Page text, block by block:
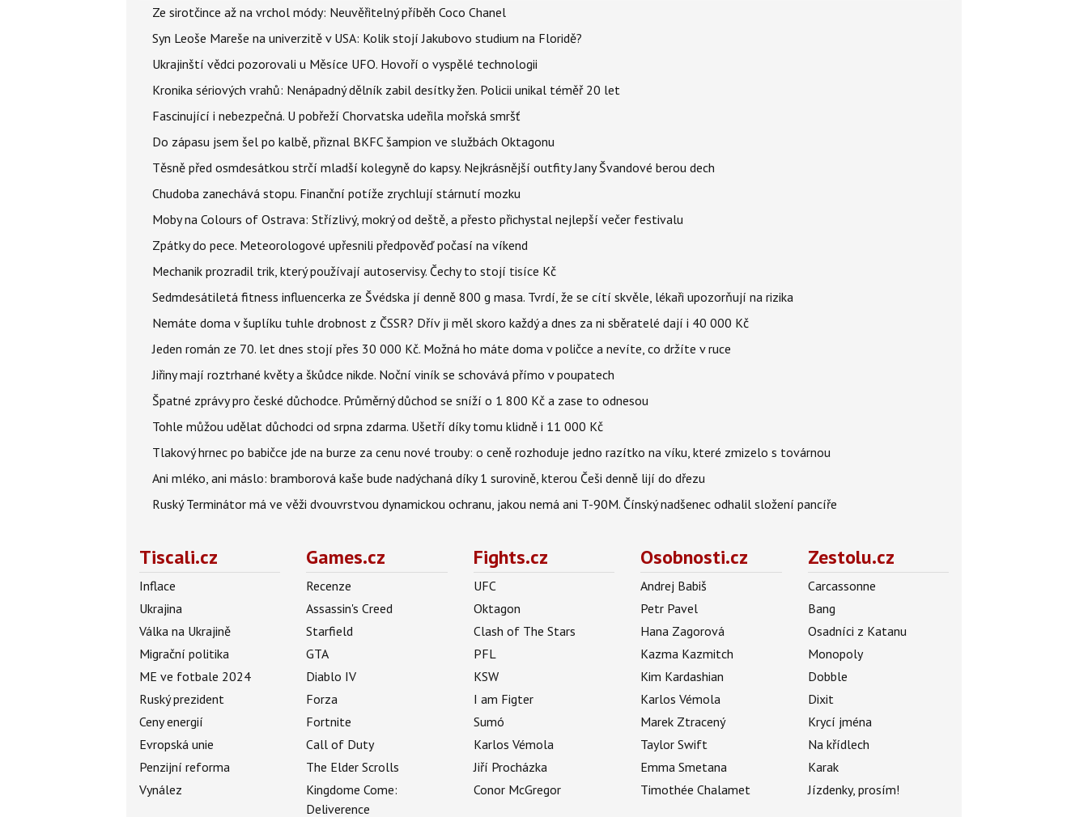
Ze sirotčince až na vrchol módy: Neuvěřitelný příběh Coco Chanel
Syn Leoše Mareše na univerzitě v USA: Kolik stojí Jakubovo studium na Floridě?
Ukrajinští vědci pozorovali u Měsíce UFO. Hovoří o vyspělé technologii
Kronika sériových vrahů: Nenápadný dělník zabil desítky žen. Policii unikal téměř 20 let
Fascinující i nebezpečná. U pobřeží Chorvatska udeřila mořská smršť
Do zápasu jsem šel po kalbě, přiznal BKFC šampion ve službách Oktagonu
Těsně před osmdesátkou strčí mladší kolegyně do kapsy. Nejkrásnější outfity Jany Švandové berou dech
Chudoba zanechává stopu. Finanční potíže zrychlují stárnutí mozku
Moby na Colours of Ostrava: Střízlivý, mokrý od deště, a přesto přichystal nejlepší večer festivalu
Zpátky do pece. Meteorologové upřesnili předpověď počasí na víkend
Mechanik prozradil trik, který používají autoservisy. Čechy to stojí tisíce Kč
Sedmdesátiletá fitness influencerka ze Švédska jí denně 800 g masa. Tvrdí, že se cítí skvěle, lékaři upozorňují na rizika
Nemáte doma v šuplíku tuhle drobnost z ČSSR? Dřív ji měl skoro každý a dnes za ni sběratelé dají i 40 000 Kč
Jeden román ze 70. let dnes stojí přes 30 000 Kč. Možná ho máte doma v poličce a nevíte, co držíte v ruce
Jiřiny mají roztrhané květy a škůdce nikde. Noční viník se schovává přímo v poupatech
Špatné zprávy pro české důchodce. Průměrný důchod se sníží o 1 800 Kč a zase to odnesou
Tohle můžou udělat důchodci od srpna zdarma. Ušetří díky tomu klidně i 11 000 Kč
Tlakový hrnec po babičce jde na burze za cenu nové trouby: o ceně rozhoduje jedno razítko na víku, které zmizelo s továrnou
Ani mléko, ani máslo: bramborová kaše bude nadýchaná díky 1 surovině, kterou Češi denně lijí do dřezu
Ruský Terminátor má ve věži dvouvrstvou dynamickou ochranu, jakou nemá ani T-90M. Čínský nadšenec odhalil složení pancíře
Tiscali.cz
Inflace
Ukrajina
Válka na Ukrajině
Migrační politika
ME ve fotbale 2024
Ruský prezident
Ceny energií
Evropská unie
Penzijní reforma
Vynález
Games.cz
Recenze
Assassin's Creed
Starfield
GTA
Diablo IV
Forza
Fortnite
Call of Duty
The Elder Scrolls
Kingdome Come:
Deliverence
Fights.cz
UFC
Oktagon
Clash of The Stars
PFL
KSW
I am Figter
Sumó
Karlos Vémola
Jiří Procházka
Conor McGregor
Osobnosti.cz
Andrej Babiš
Petr Pavel
Hana Zagorová
Kazma Kazmitch
Kim Kardashian
Karlos Vémola
Marek Ztracený
Taylor Swift
Emma Smetana
Timothée Chalamet
Zestolu.cz
Carcassonne
Bang
Osadníci z Katanu
Monopoly
Dobble
Dixit
Krycí jména
Na křídlech
Karak
Jízdenky, prosím!